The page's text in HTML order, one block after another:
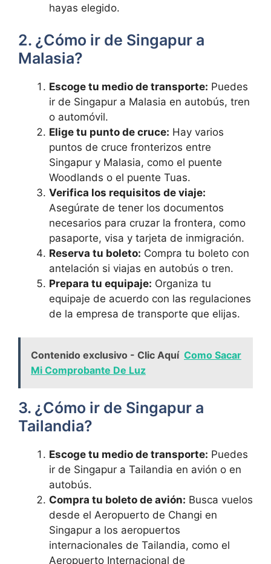
hayas elegido.
2. ¿Cómo ir de Singapur a
Malasia?
Escoge tu medio de transporte: Puedes
ir de Singapur a Malasia en autobús, tren
o automóvil.
Elige tu punto de cruce: Hay varios
puntos de cruce fronterizos entre
Singapur y Malasia, como el puente
Woodlands o el puente Tuas.
Verifica los requisitos de viaje:
Asegúrate de tener los documentos
necesarios para cruzar la frontera, como
pasaporte, visa y tarjeta de inmigración.
Reserva tu boleto: Compra tu boleto con
antelación si viajas en autobús o tren.
Prepara tu equipaje: Organiza tu
equipaje de acuerdo con las regulaciones
de la empresa de transporte que elijas.
Contenido exclusivo - Clic Aquí Como Sacar
Mi Comprobante De Luz
3. ¿Cómo ir de Singapur a
Tailandia?
Escoge tu medio de transporte: Puedes
ir de Singapur a Tailandia en avión o en
autobús.
Compra tu boleto de avión: Busca vuelos
desde el Aeropuerto de Changi en
Singapur a los aeropuertos
internacionales de Tailandia, como el
Aeropuerto Internacional de